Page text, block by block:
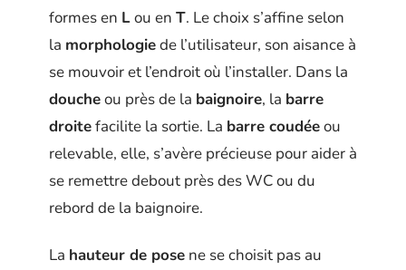
formes en Lou en T. Le choix s’affine selon
la morphologiede l’utilisateur, son aisance à
se mouvoir et l’endroit où l’installer. Dans la
doucheou près de la baignoire, la barre
droitefacilite la sortie. La barre coudéeou
relevable, elle, s’avère précieuse pour aider à
se remettre debout près des WC ou du
rebord de la baignoire.
La hauteur de pose ne se choisit pas au